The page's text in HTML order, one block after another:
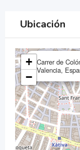
Ubicación
Carrer de
Valencia,
+
−